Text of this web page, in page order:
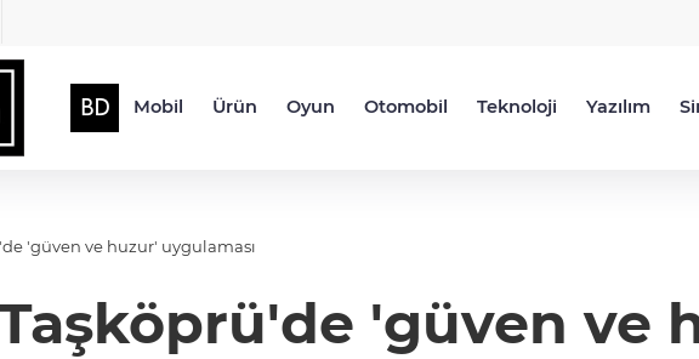
Mobil Ürün Oyun Otomobil Teknoloji Yazılım
'güven ve huzur' uygulaması
'güven ve